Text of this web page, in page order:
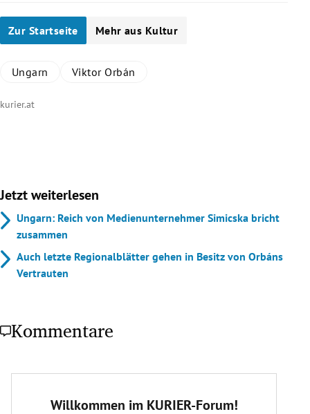
Zur Startseite Mehr aus Kultur
Ungarn Viktor Orbán
kurier.at
Jetzt weiterlesen
Ungarn: Reich von Medienunternehmer Simicska bricht
zusammen
Auch letzte Regionalblätter gehen in Besitz von Orbáns
Vertrauten
Kommentare